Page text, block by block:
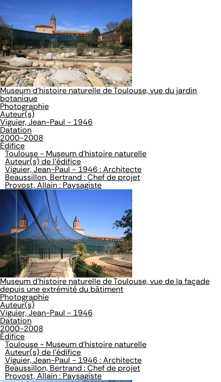
Museum d'histoire naturelle de Toulouse, vue du jardin
botanique
Photographie
Auteur(s)
Viguier, Jean-Paul - 1946
Datation
2000-2008
Édifice
Toulouse - Museum d'histoire naturelle
Auteur(s) de l'édifice
Viguier, Jean-Paul - 1946 : Architecte
Beaussillon, Bertrand : Chef de projet
Provost, Allain : Paysagiste
Museum d'histoire naturelle de Toulouse, vue de la façade
depuis une extrémité du bâtiment
Photographie
Auteur(s)
Viguier, Jean-Paul - 1946
Datation
2000-2008
Édifice
Toulouse - Museum d'histoire naturelle
Auteur(s) de l'édifice
Viguier, Jean-Paul - 1946 : Architecte
Beaussillon, Bertrand : Chef de projet
Provost, Allain : Paysagiste